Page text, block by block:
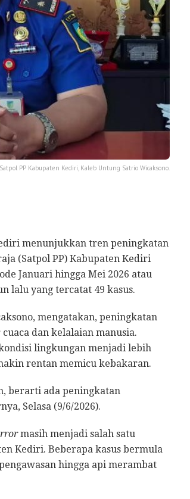
PP Kabupaten Kediri, Kaleb Untung Satrio Wicaksono.
menunjukkan tren peningkatan
(Satpol PP) Kabupaten Kediri
Januari hingga Mei 2026 atau
lalu yang tercatat 49 kasus.
mengatakan, peningkatan
dan kelalaian manusia.
lingkungan menjadi lebih
rentan memicu kebakaran.
berarti ada peningkatan
Selasa (9/6/2026).
masih menjadi salah satu
Kediri. Beberapa kasus bermula
hingga api merambat